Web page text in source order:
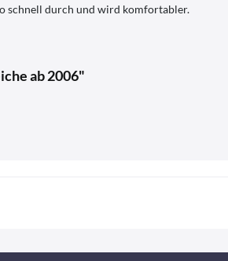
schnell durch und wird komfortabler.
ab 2006"